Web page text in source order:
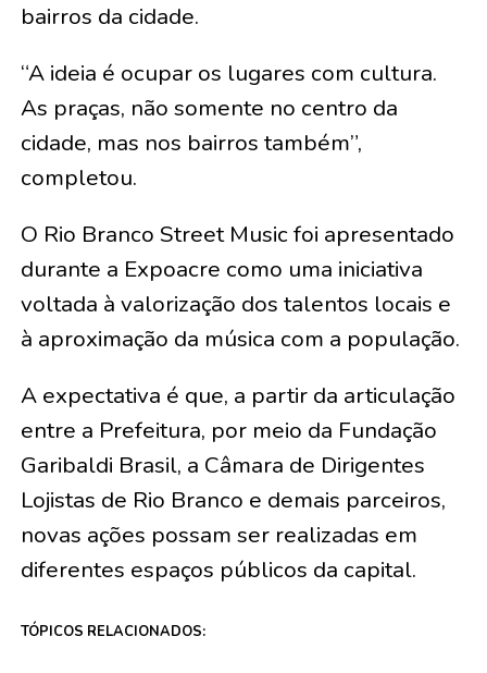
bairros da cidade.
“A ideia é ocupar os lugares com cultura.
As praças, não somente no centro da
cidade, mas nos bairros também”,
completou.
O Rio Branco Street Music foi apresentado
durante a Expoacre como uma iniciativa
voltada à valorização dos talentos locais e
à aproximação da música com a população.
A expectativa é que, a partir da articulação
entre a Prefeitura, por meio da Fundação
Garibaldi Brasil, a Câmara de Dirigentes
Lojistas de Rio Branco e demais parceiros,
novas ações possam ser realizadas em
diferentes espaços públicos da capital.
TÓPICOS RELACIONADOS: